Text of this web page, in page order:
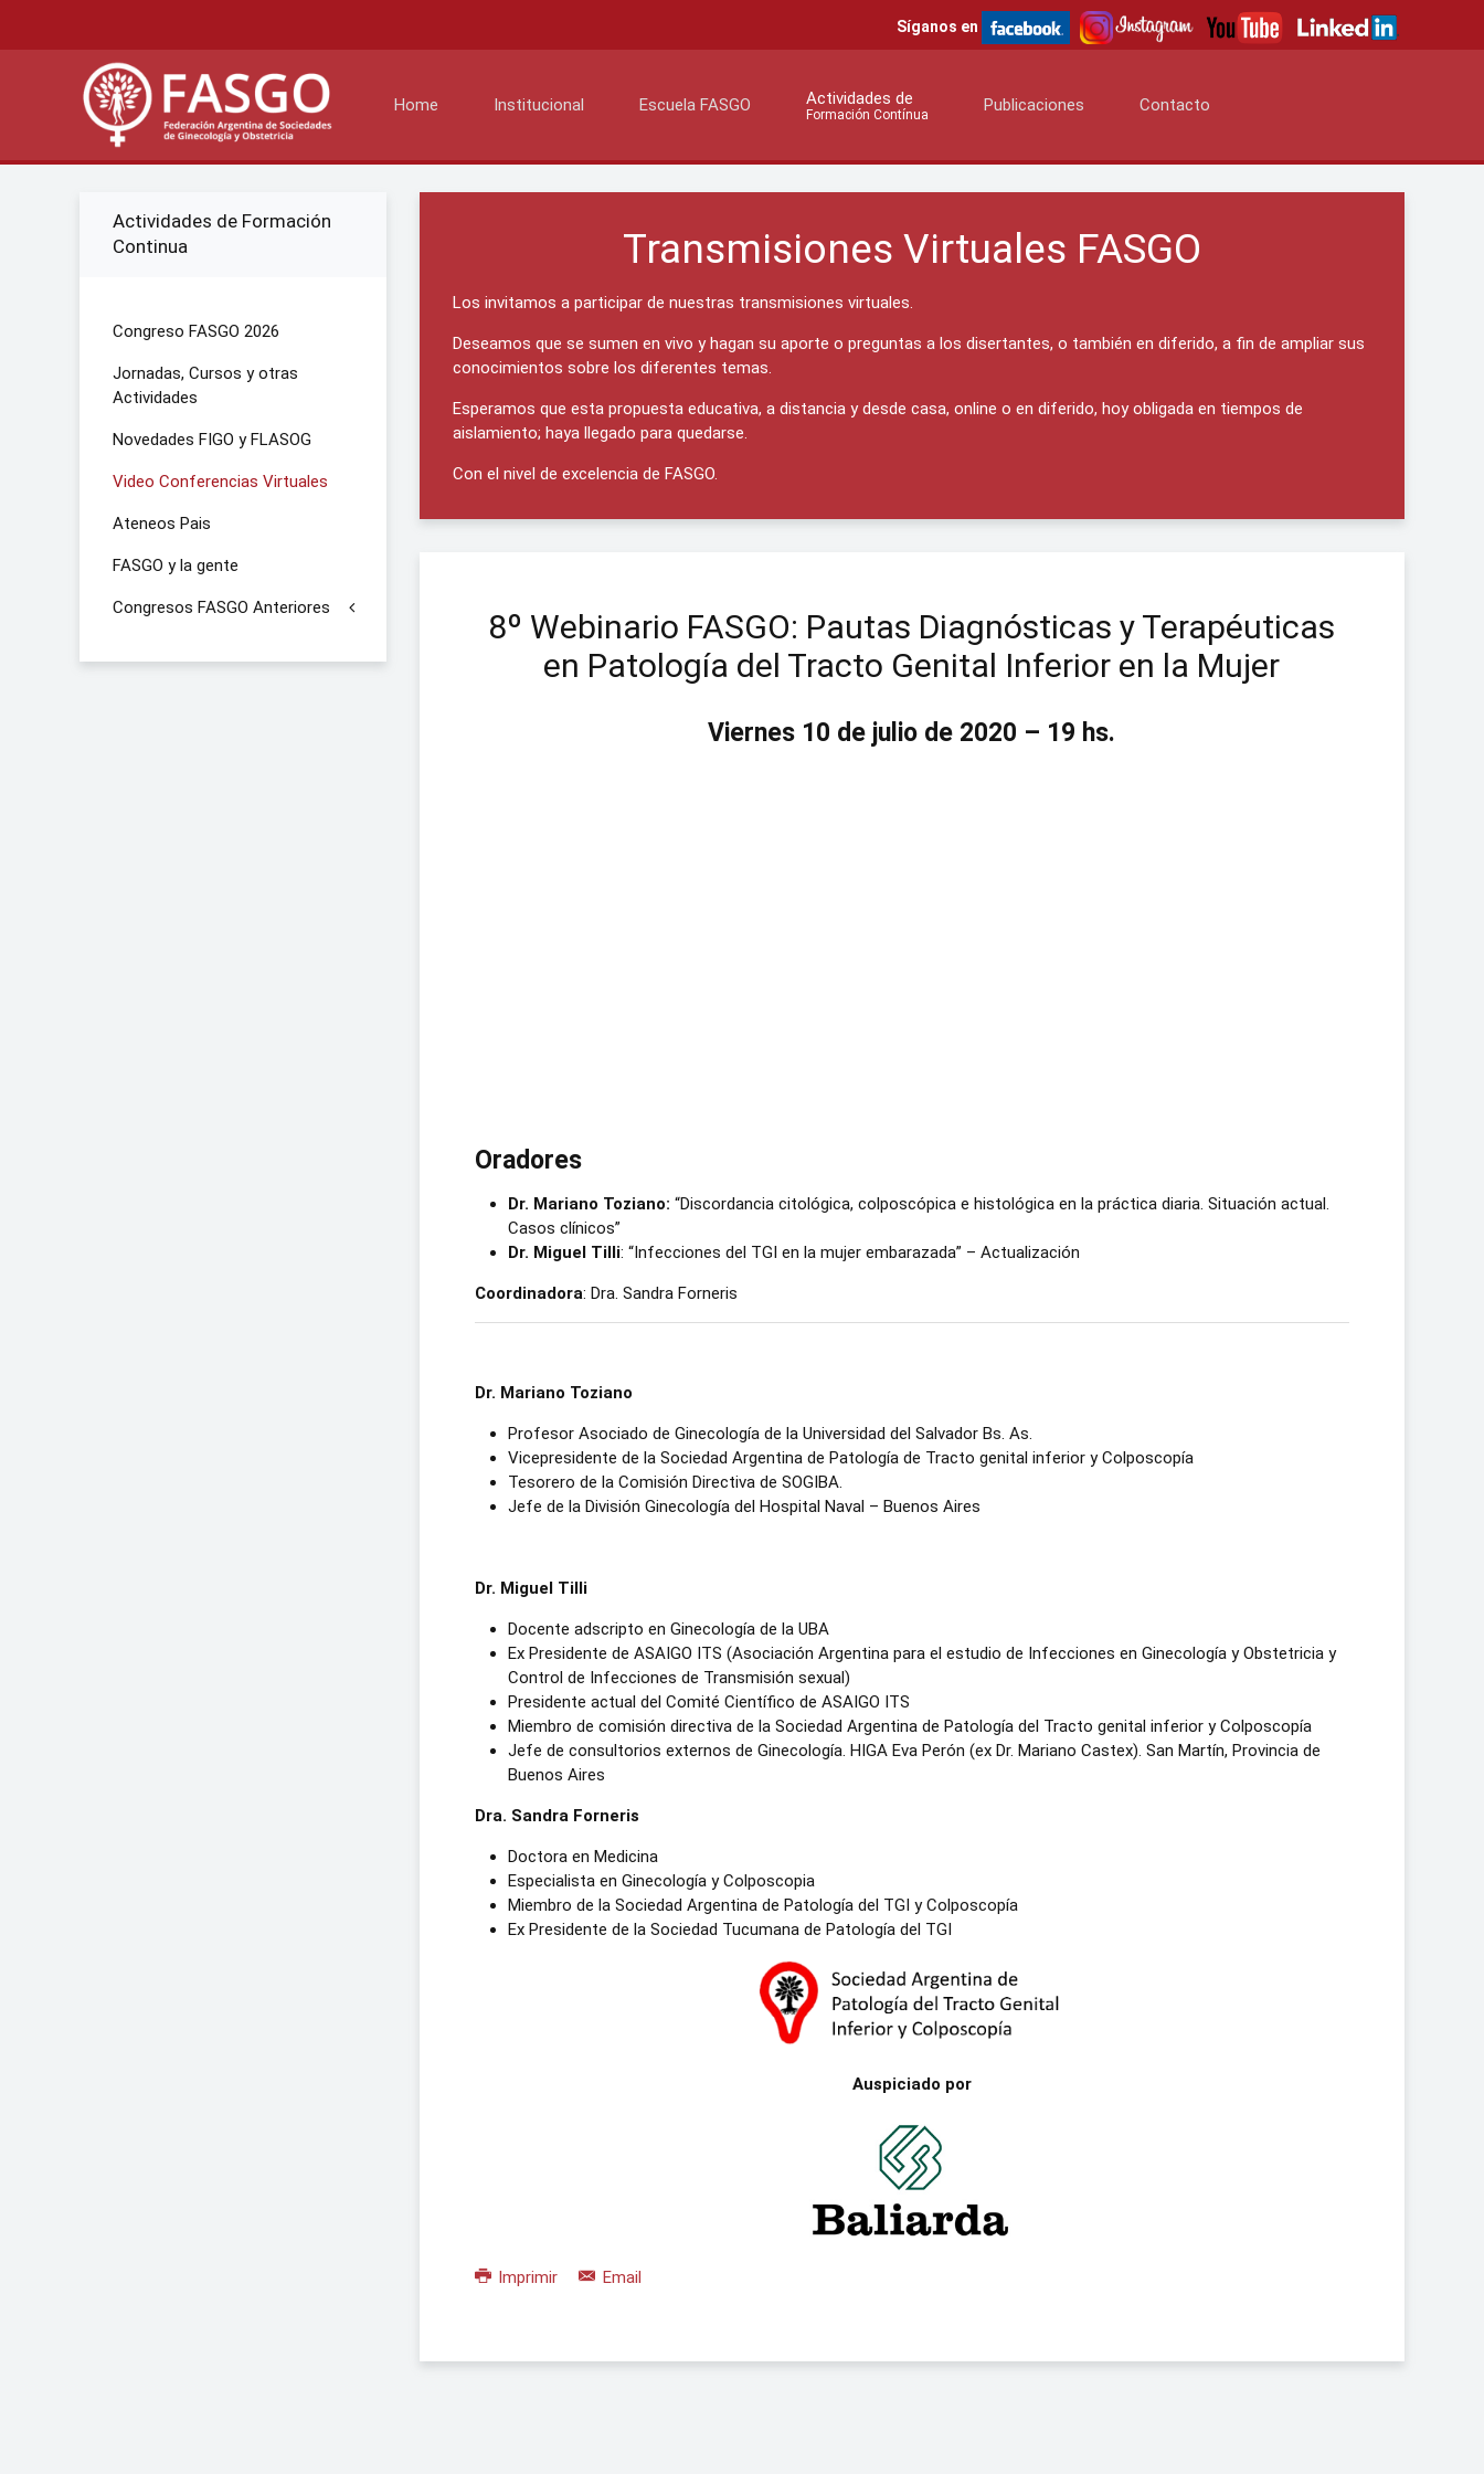
Síganos en
Home Institucional Escuela FASGO Actividades de
Formación Contínua Publicaciones Contacto
Transmisiones Virtuales FASGO
Los invitamos a participar de nuestras transmisiones virtuales.
Deseamos que se sumen en vivo y hagan su aporte o preguntas a los disertantes, o también en diferido, a fin de ampliar sus
conocimientos sobre los diferentes temas.
Esperamos que esta propuesta educativa, a distancia y desde casa, online o en diferido, hoy obligada en tiempos de
aislamiento; haya llegado para quedarse.
Con el nivel de excelencia de FASGO.
8º Webinario FASGO: Pautas Diagnósticas y Terapéuticas
en Patología del Tracto Genital Inferior en la Mujer
Viernes 10 de julio de 2020 – 19 hs.
Oradores
Dr. Mariano Toziano: “Discordancia citológica, colposcópica e histológica en la práctica diaria. Situación actual.
Casos clínicos”
Dr. Miguel Tilli: “Infecciones del TGI en la mujer embarazada” – Actualización
Coordinadora: Dra. Sandra Forneris
Dr. Mariano Toziano
Profesor Asociado de Ginecología de la Universidad del Salvador Bs. As.
Vicepresidente de la Sociedad Argentina de Patología de Tracto genital inferior y Colposcopía
Tesorero de la Comisión Directiva de SOGIBA.
Jefe de la División Ginecología del Hospital Naval – Buenos Aires
Dr. Miguel Tilli
Docente adscripto en Ginecología de la UBA
Ex Presidente de ASAIGO ITS (Asociación Argentina para el estudio de Infecciones en Ginecología y Obstetricia y
Control de Infecciones de Transmisión sexual)
Presidente actual del Comité Científico de ASAIGO ITS
Miembro de comisión directiva de la Sociedad Argentina de Patología del Tracto genital inferior y Colposcopía
Jefe de consultorios externos de Ginecología. HIGA Eva Perón (ex Dr. Mariano Castex). San Martín, Provincia de
Buenos Aires
Dra. Sandra Forneris
Doctora en Medicina
Especialista en Ginecología y Colposcopia
Miembro de la Sociedad Argentina de Patología del TGI y Colposcopía
Ex Presidente de la Sociedad Tucumana de Patología del TGI
Auspiciado por
Imprimir Email
Actividades de Formación
Continua
Congreso FASGO 2026
Jornadas, Cursos y otras
Actividades
Novedades FIGO y FLASOG
Video Conferencias Virtuales
Ateneos Pais
FASGO y la gente
Congresos FASGO Anteriores